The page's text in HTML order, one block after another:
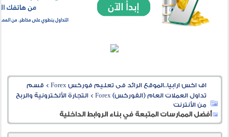
اف اكس ارابيا..الموقع الرائد فى تعليم فوركس Forex > قسم
تداول العملات العام (الفوركس) Forex
>التجارة الألكترونية والربح
من الأنترنت
أفضل الممارسات المتبعة في بناء الروابط الداخلية